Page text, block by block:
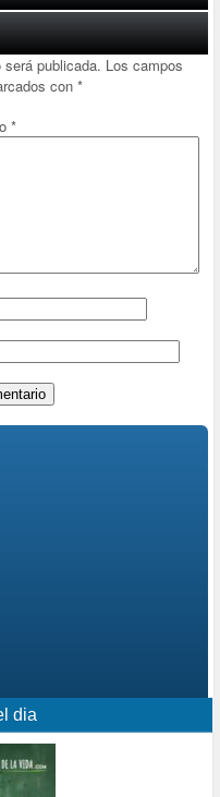
publicada. Los campos
con*
*
dia